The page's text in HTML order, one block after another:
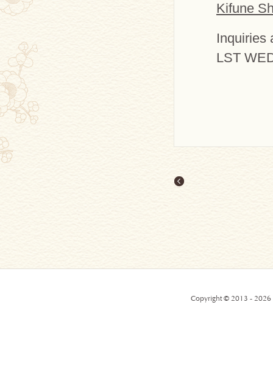
Kifune
Inquiries
LST
Copyright © 2013 - 2026